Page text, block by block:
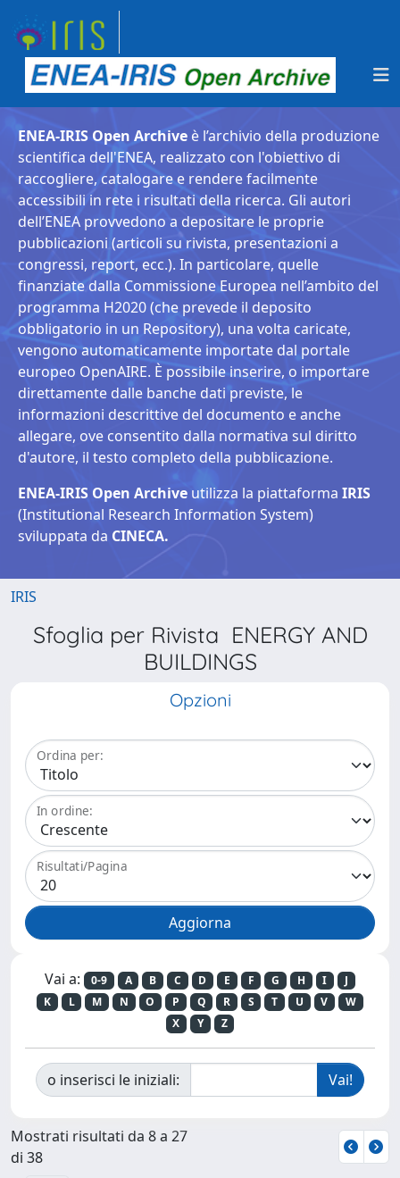
ENEA-IRIS Open Archive è l’archivio della produzione
scientifica dell'ENEA, realizzato con l'obiettivo di
raccogliere, catalogare e rendere facilmente
accessibili in rete i risultati della ricerca. Gli autori
dell’ENEA provvedono a depositare le proprie
pubblicazioni (articoli su rivista, presentazioni a
congressi, report, ecc.). In particolare, quelle
finanziate dalla Commissione Europea nell’ambito del
programma H2020 (che prevede il deposito
obbligatorio in un Repository), una volta caricate,
vengono automaticamente importate dal portale
europeo OpenAIRE. È possibile inserire, o importare
direttamente dalle banche dati previste, le
informazioni descrittive del documento e anche
allegare, ove consentito dalla normativa sul diritto
d'autore, il testo completo della pubblicazione.
ENEA-IRIS Open Archive utilizza la piattaforma IRIS
(Institutional Research Information System)
sviluppata da CINECA.
IRIS
Sfoglia per Rivista ENERGY AND
BUILDINGS
Opzioni
Ordina per:
In ordine:
Risultati/Pagina
Vai a: 0-9 A B C D E F G H I
J
K
L M N O P Q R S T U V
W
X
Y Z
o inserisci le iniziali:
Mostrati risultati da 8 a 27
di 38